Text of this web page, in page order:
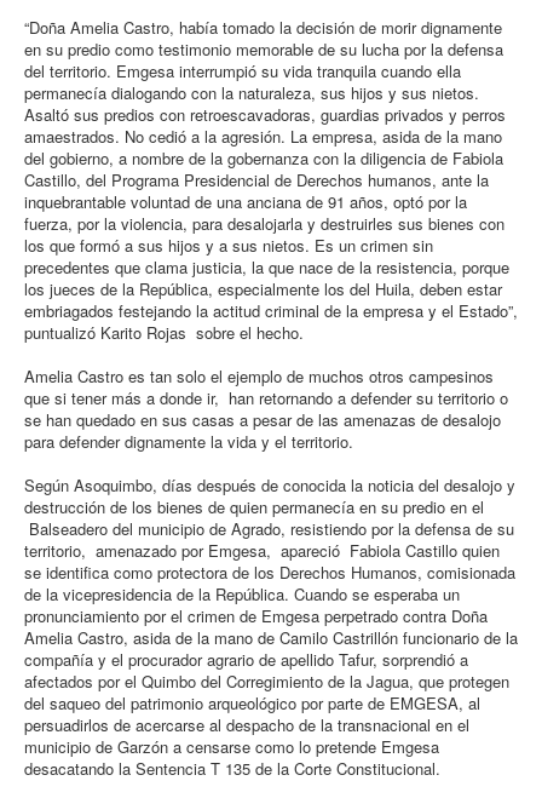
“Doña Amelia Castro, había tomado la decisión de morir dignamente
en su predio como testimonio memorable de su lucha por la defensa
del territorio. Emgesa interrumpió su vida tranquila cuando ella
permanecía dialogando con la naturaleza, sus hijos y sus nietos.
Asaltó sus predios con retroescavadoras, guardias privados y perros
amaestrados. No cedió a la agresión. La empresa, asida de la mano
del gobierno, a nombre de la gobernanza con la diligencia de Fabiola
Castillo, del Programa Presidencial de Derechos humanos, ante la
inquebrantable voluntad de una anciana de 91 años, optó por la
fuerza, por la violencia, para desalojarla y destruirles sus bienes con
los que formó a sus hijos y a sus nietos. Es un crimen sin
precedentes que clama justicia, la que nace de la resistencia, porque
los jueces de la República, especialmente los del Huila, deben estar
embriagados festejando la actitud criminal de la empresa y el Estado”,
puntualizó Karito Rojas sobre el hecho.
Amelia Castro es tan solo el ejemplo de muchos otros campesinos
que si tener más a donde ir, han retornando a defender su territorio o
se han quedado en sus casas a pesar de las amenazas de desalojo
para defender dignamente la vida y el territorio.
Según Asoquimbo, días después de conocida la noticia del desalojo y
destrucción de los bienes de quien permanecía en su predio en el
Balseadero del municipio de Agrado, resistiendo por la defensa de su
territorio, amenazado por Emgesa, apareció Fabiola Castillo quien
se identifica como protectora de los Derechos Humanos, comisionada
de la vicepresidencia de la República. Cuando se esperaba un
pronunciamiento por el crimen de Emgesa perpetrado contra Doña
Amelia Castro, asida de la mano de Camilo Castrillón funcionario de la
compañía y el procurador agrario de apellido Tafur, sorprendió a
afectados por el Quimbo del Corregimiento de la Jagua, que protegen
del saqueo del patrimonio arqueológico por parte de EMGESA, al
persuadirlos de acercarse al despacho de la transnacional en el
municipio de Garzón a censarse como lo pretende Emgesa
desacatando la Sentencia T 135 de la Corte Constitucional.